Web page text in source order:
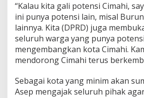
“Kalau kita gali potensi Cimahi,
ini punya potensi lain, misal
lainnya. Kita (DPRD) juga
seluruh warga yang punya potensi
mengembangkan kota Cimahi.
mendorong Cimahi terus
Sebagai kota yang minim akan
Asep mengajak seluruh pihak